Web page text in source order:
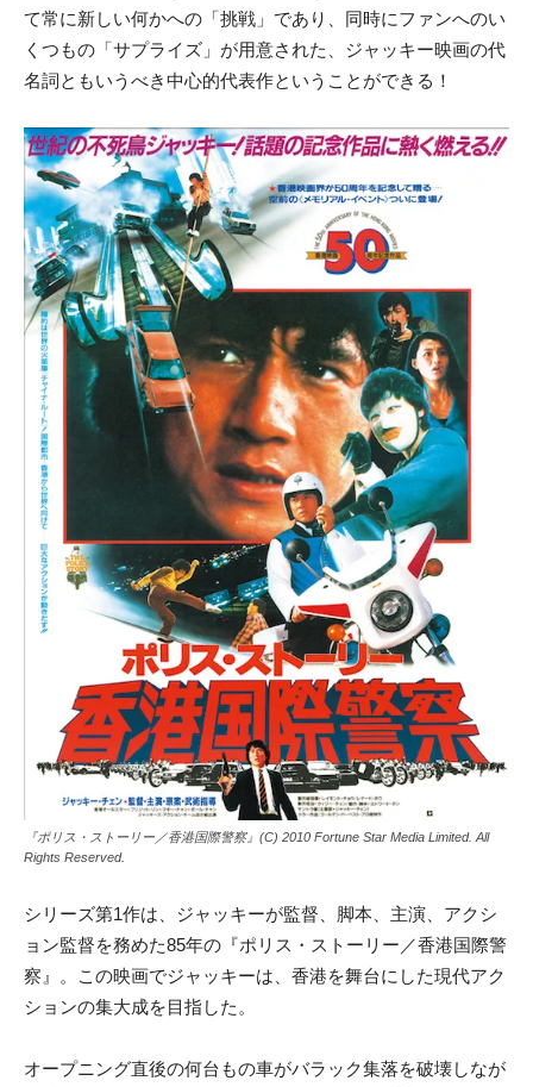
て常に新しい何かへの「挑戦」であり、同時にファンへのい
くつもの「サプライズ」が用意された、ジャッキー映画の代
名詞ともいうべき中心的代表作ということができる！
『ポリス・ストーリー／香港国際警察』(C) 2010 Fortune Star Media Limited. All
Rights Reserved.
シリーズ第1作は、ジャッキーが監督、脚本、主演、アクシ
ョン監督を務めた85年の『ポリス・ストーリー／香港国際警
察』。この映画でジャッキーは、香港を舞台にした現代アク
ションの集大成を目指した。
オープニング直後の何台もの車がバラック集落を破壊しなが